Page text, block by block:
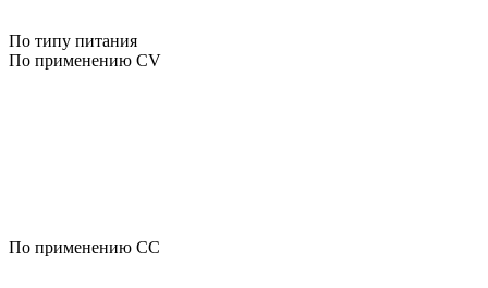
По типу питания
По применению CV
По применению CC